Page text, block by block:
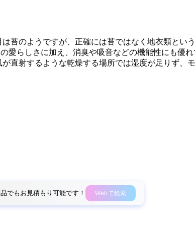
苔のようですが、正確には苔ではなく地衣類とい
愛らしさに加え、消臭や吸音などの機能性にも優
直射するような乾燥する場所では湿度が足りず、
でもお見積もり可能です！ Webで検索